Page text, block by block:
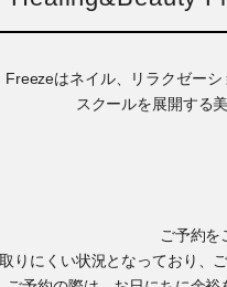
Freezeはネイル、リラクゼーシ
スクールを展開する
ご予約を
りにくい状況となっており、